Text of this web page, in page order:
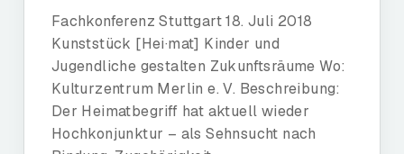
Fachkonferenz Stuttgart 18. Juli 2018
Kunststück [Hei·mat] Kinder und
Jugendliche gestalten Zukunftsräume Wo:
Kulturzentrum Merlin e. V. Beschreibung:
Der Heimatbegriff hat aktuell wieder
Hochkonjunktur – als Sehnsucht nach